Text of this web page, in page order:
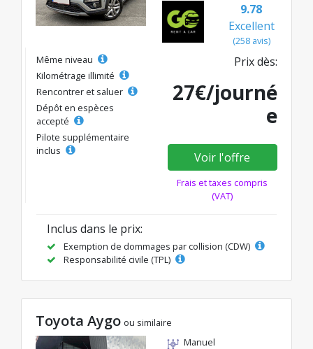
9.78
Excellent
(258 avis)
Même niveau
Kilométrage illimité
Rencontrer et saluer
Dépôt en espèces
accepté
Pilote supplémentaire
inclus
Prix dès:
27€/journé
e
Voir l'offre
Frais et taxes compris
(VAT)
Inclus dans le prix:
Exemption de dommages par collision (CDW)
Responsabilité civile (TPL)
Toyota Aygo ou similaire
Manuel